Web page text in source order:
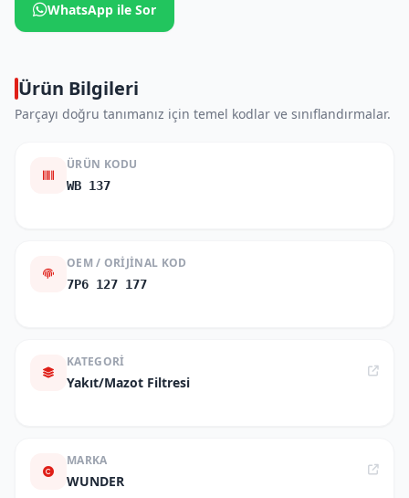
WhatsApp ile Sor
Ürün Bilgileri
Parçayı doğru tanımanız için temel kodlar ve sınıflandırmalar.
ÜRÜN KODU
WB 137
OEM / ORIJINAL KOD
7P6 127 177
KATEGORI
Yakıt/Mazot Filtresi
MARKA
WUNDER